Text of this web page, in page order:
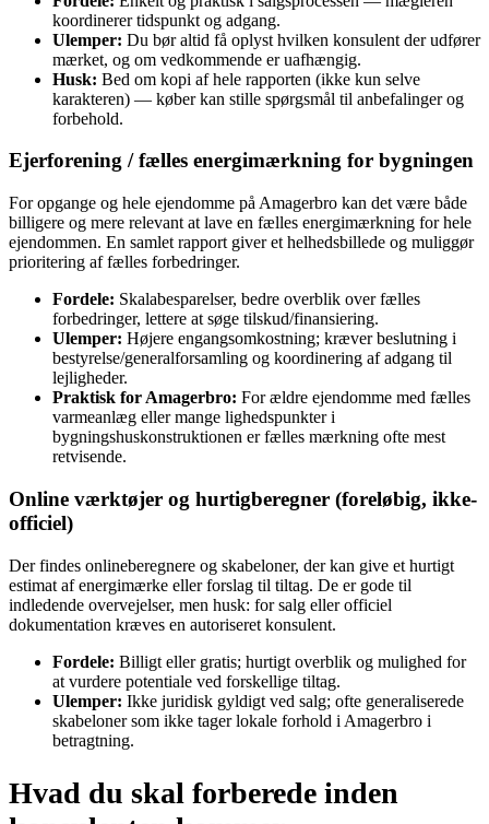
koordinerer tidspunkt og adgang.
Ulemper: Du bør altid få oplyst hvilken konsulent der udfører
mærket, og om vedkommende er uafhængig.
Husk: Bed om kopi af hele rapporten (ikke kun selve
karakteren) — køber kan stille spørgsmål til anbefalinger og
forbehold.
Ejerforening / fælles energimærkning for bygningen
For opgange og hele ejendomme på Amagerbro kan det være både
billigere og mere relevant at lave en fælles energimærkning for hele
ejendommen. En samlet rapport giver et helhedsbillede og muliggør
prioritering af fælles forbedringer.
Fordele: Skalabesparelser, bedre overblik over fælles
forbedringer, lettere at søge tilskud/finansiering.
Ulemper: Højere engangsomkostning; kræver beslutning i
bestyrelse/general­forsamling og koordinering af adgang til
lejligheder.
Praktisk for Amagerbro: For ældre ejendomme med fælles
varmeanlæg eller mange lighedspunkter i
bygningshuskonstruktionen er fælles mærkning ofte mest
retvisende.
Online værktøjer og hurtigberegner (foreløbig, ikke-
officiel)
Der findes onlineberegnere og skabeloner, der kan give et hurtigt
estimat af energimærke eller forslag til tiltag. De er gode til
indledende overvejelser, men husk: for salg eller officiel
dokumentation kræves en autoriseret konsulent.
Fordele: Billigt eller gratis; hurtigt overblik og mulighed for
at vurdere potentiale ved forskellige tiltag.
Ulemper: Ikke juridisk gyldigt ved salg; ofte generaliserede
skabeloner som ikke tager lokale forhold i Amagerbro i
betragtning.
Hvad du skal forberede inden